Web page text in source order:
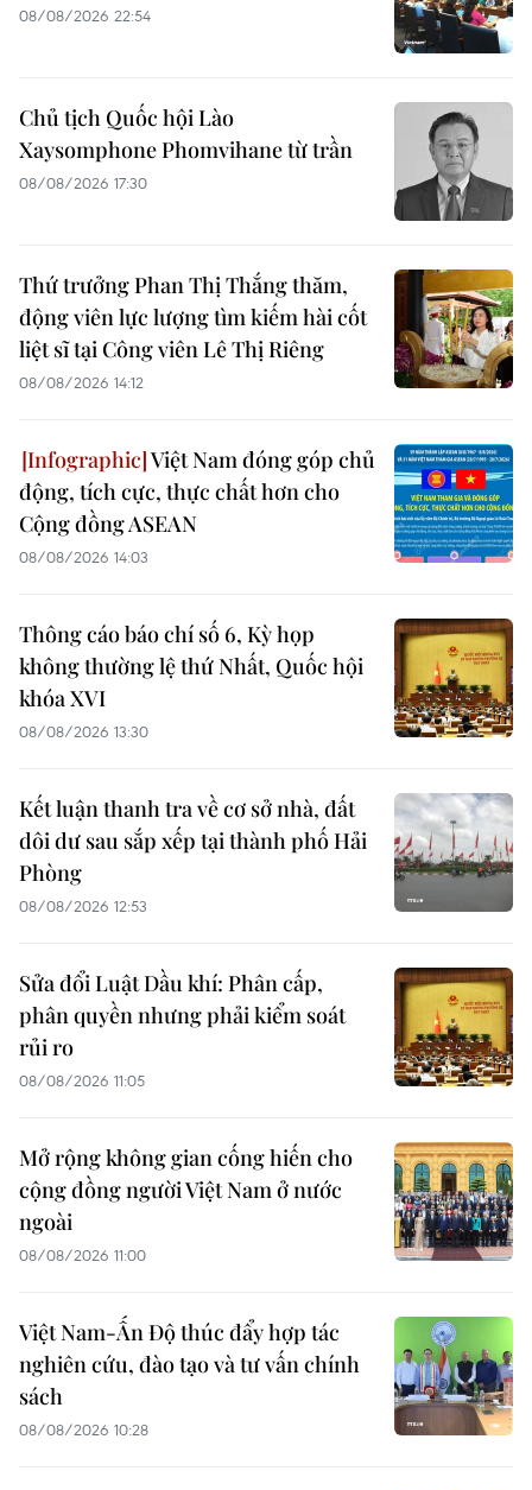
08/08/2026 22:54
Chủ tịch Quốc hội Lào
Xaysomphone Phomvihane từ trần
08/08/2026 17:30
Thứ trưởng Phan Thị Thắng thăm,
động viên lực lượng tìm kiếm hài cốt
liệt sĩ tại Công viên Lê Thị Riêng
08/08/2026 14:12
Việt Nam đóng góp chủ
động, tích cực, thực chất hơn cho
Cộng đồng ASEAN
08/08/2026 14:03
Thông cáo báo chí số 6, Kỳ họp
không thường lệ thứ Nhất, Quốc hội
khóa XVI
08/08/2026 13:30
Kết luận thanh tra về cơ sở nhà, đất
dôi dư sau sắp xếp tại thành phố Hải
Phòng
08/08/2026 12:53
Sửa đổi Luật Dầu khí: Phân cấp,
phân quyền nhưng phải kiểm soát
rủi ro
08/08/2026 11:05
Mở rộng không gian cống hiến cho
cộng đồng người Việt Nam ở nước
ngoài
08/08/2026 11:00
Việt Nam-Ấn Độ thúc đẩy hợp tác
nghiên cứu, đào tạo và tư vấn chính
sách
08/08/2026 10:28